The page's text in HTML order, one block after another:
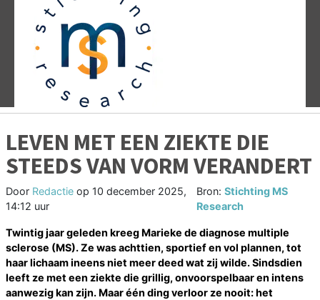
Vorige
LEVEN MET EEN ZIEKTE DIE
STEEDS VAN VORM VERANDERT
Door Redactie op 10 december 2025,
14:12 uur
Bron: Stichting MS
Research
Twintig jaar geleden kreeg Marieke de diagnose multiple
sclerose (MS). Ze was achttien, sportief en vol plannen, tot
haar lichaam ineens niet meer deed wat zij wilde. Sindsdien
leeft ze met een ziekte die grillig, onvoorspelbaar en intens
aanwezig kan zijn. Maar één ding verloor ze nooit: het